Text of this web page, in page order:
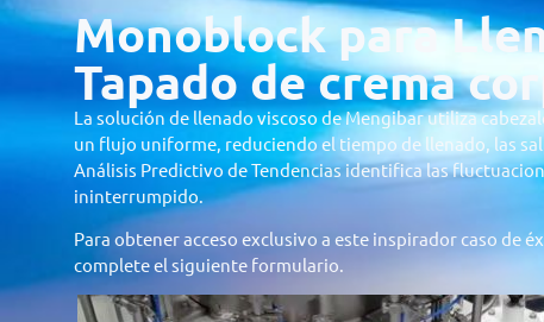
Monoblock para
Tapado de crema
La solución de llenado viscoso de Mengibar utiliza
un flujo uniforme, reduciendo el tiempo de llenado, las
Análisis Predictivo de Tendencias identifica las
ininterrumpido.
Para obtener acceso exclusivo a este inspirador caso de
complete el siguiente formulario.